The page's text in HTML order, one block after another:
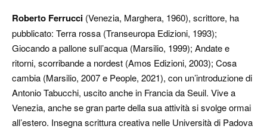
Roberto Ferrucci (Venezia, Marghera, 1960), scrittore, ha
pubblicato: Terra rossa (Transeuropa Edizioni, 1993);
Giocando a pallone sull’acqua (Marsilio, 1999); Andate e
ritorni, scorribande a nordest (Amos Edizioni, 2003); Cosa
cambia (Marsilio, 2007 e People, 2021), con un’introduzione di
Antonio Tabucchi, uscito anche in Francia da Seuil. Vive a
Venezia, anche se gran parte della sua attività si svolge ormai
all’estero. Insegna scrittura creativa nelle Università di Padova